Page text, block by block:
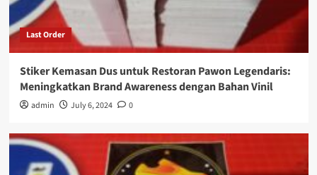
Last Order
Stiker Kemasan Dus untuk Restoran Pawon Legendaris:
Meningkatkan Brand Awareness dengan Bahan Vinil
admin July 6, 2024 0